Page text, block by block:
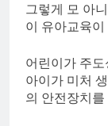
그렇게 모 아
이 유아교육이
어린이가 주
아이가 미처
의 안전장치